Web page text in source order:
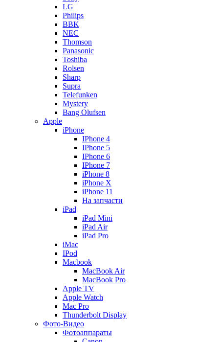
LG
Philips
BBK
NEC
Thomson
Panasonic
Toshiba
Rolsen
Sharp
Supra
Telefunken
Mystery
Bang Olufsen
Apple
iPhone
IPhone 4
IPhone 5
IPhone 6
IPhone 7
iPhone 8
iPhone X
iPhone 11
На запчасти
iPad
iPad Mini
iPad Air
iPad Pro
iMac
IPod
Macbook
MacBook Air
MacBook Pro
Apple TV
Apple Watch
Mac Pro
Thunderbolt Display
Фото-Видео
Фотоаппараты